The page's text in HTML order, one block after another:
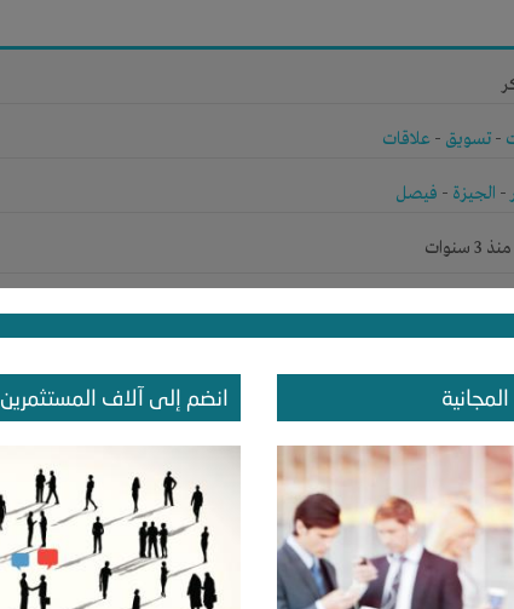
انضم إلى آلاف المستثمرين
- تسويق - علاقات
- الجيزة - فيصل
الوقت-المكان-تسويق-علاقات-شركة أو مصنع أو ورشة
-الخبر -المنطقة الشرقية